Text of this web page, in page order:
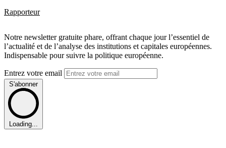
Rapporteur
Notre newsletter gratuite phare, offrant chaque jour l’essentiel de
l’actualité et de l’analyse des institutions et capitales européennes.
Indispensable pour suivre la politique européenne.
Entrez votre email
S'abonner
Loading...